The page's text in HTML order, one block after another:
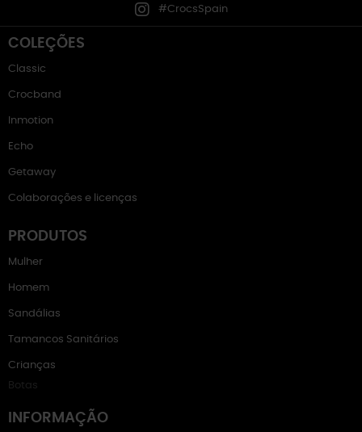
#CrocsSpain
COLEÇÕES
Classic
Crocband
Inmotion
Echo
Getaway
Colaborações e licenças
PRODUTOS
Mulher
Homem
Sandálias
Tamancos Sanitários
Crianças
Botas
INFORMAÇÃO